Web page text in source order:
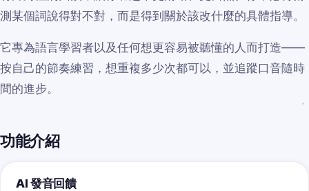
測某個詞說得對不對，而是得到關於該改什麼的具體指導。
它專為語言學習者以及任何想更容易被聽懂的人而打造——
按自己的節奏練習，想重複多少次都可以，並追蹤口音隨時
間的進步。
功能介紹
AI 發音回饋